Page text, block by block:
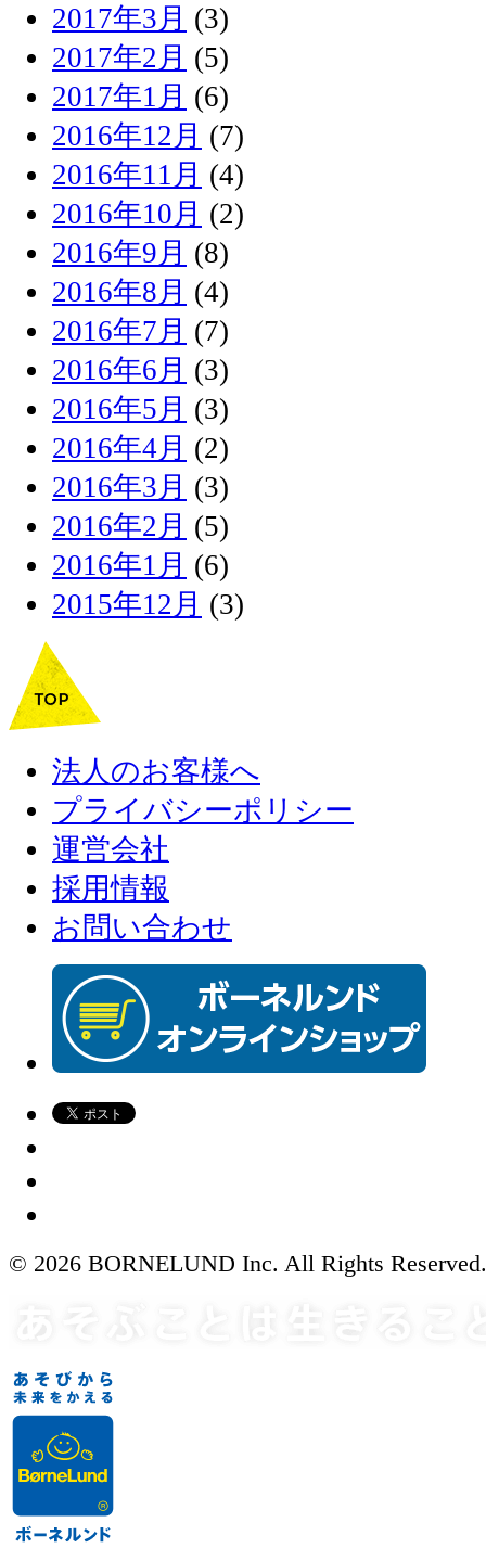
2017年3月 (3)
2017年2月 (5)
2017年1月 (6)
2016年12月 (7)
2016年11月 (4)
2016年10月 (2)
2016年9月 (8)
2016年8月 (4)
2016年7月 (7)
2016年6月 (3)
2016年5月 (3)
2016年4月 (2)
2016年3月 (3)
2016年2月 (5)
2016年1月 (6)
2015年12月 (3)
法人のお客様へ
プライバシーポリシー
運営会社
採用情報
お問い合わせ
© 2026 BORNELUND Inc. All Rights Reserved.